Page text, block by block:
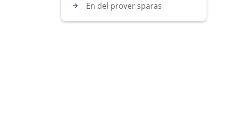
En del prover sparas